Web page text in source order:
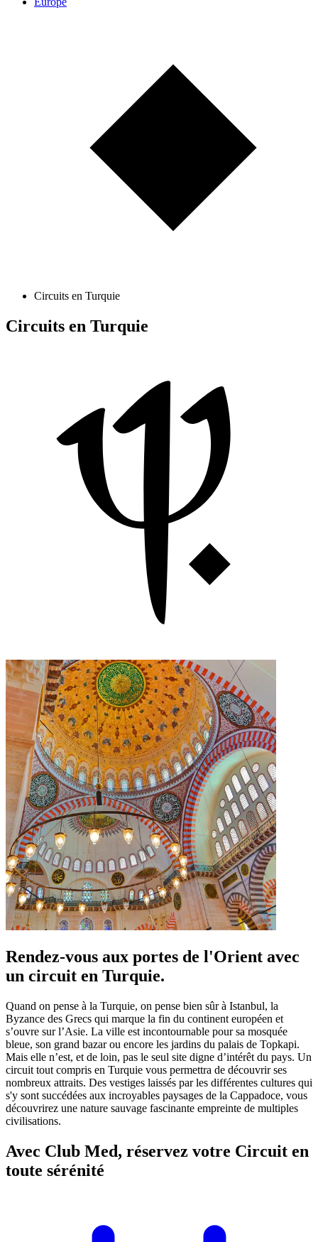
Circuits en Turquie
Circuits en Turquie
Rendez-vous aux portes de l'Orient avec
un circuit en Turquie.
Quand on pense à la Turquie, on pense bien sûr à Istanbul, la
Byzance des Grecs qui marque la fin du continent européen et
s’ouvre sur l’Asie. La ville est incontournable pour sa mosquée
bleue, son grand bazar ou encore les jardins du palais de Topkapi.
Mais elle n’est, et de loin, pas le seul site digne d’intérêt du pays. Un
circuit tout compris en Turquie vous permettra de découvrir ses
nombreux attraits. Des vestiges laissés par les différentes cultures qui
s'y sont succédées aux incroyables paysages de la Cappadoce, vous
découvrirez une nature sauvage fascinante empreinte de multiples
civilisations.
Avec Club Med, réservez votre Circuit en
toute sérénité